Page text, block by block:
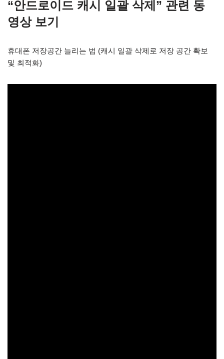
“안드로이드 캐시 일괄 삭제” 관련 동
영상 보기
휴대폰 저장공간 늘리는 법 (캐시 일괄 삭제로 저장 공간 확보
및 최적화)